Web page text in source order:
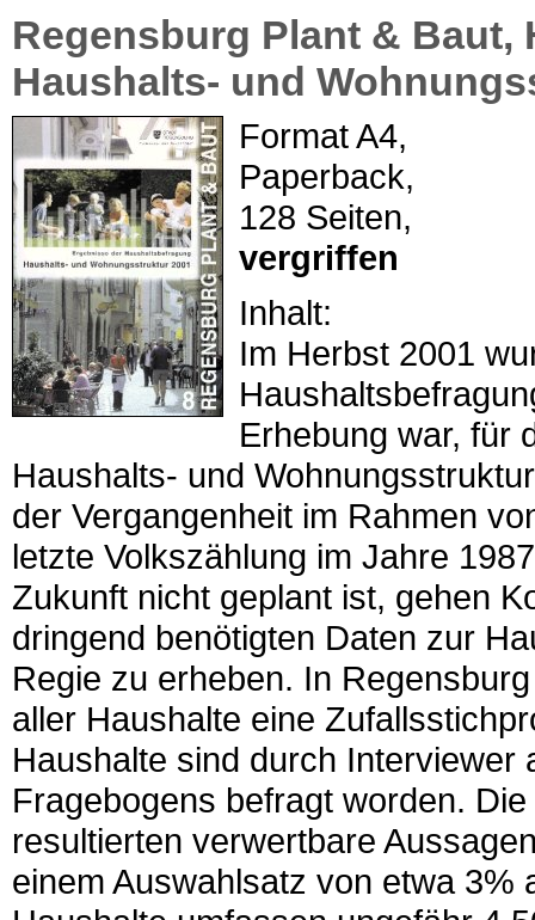
Regensburg Plant & Baut,
Haushalts- und
Format A4,
Paperback,
128 Seiten,
vergriffen
Inhalt:
Im Herbst 2001
Erhebung war, für
Haushalts- und
der Vergangenheit im Rahmen
letzte Volkszählung im Jahre
Zukunft nicht geplant ist, gehen
dringend benötigten Daten zur
Regie zu erheben. In
aller Haushalte eine
Haushalte sind durch Interviewer
Fragebogens befragt worden.
resultierten verwertbare
einem Auswahlsatz von etwa